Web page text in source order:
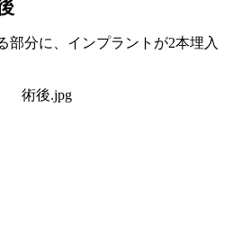
部分に、インプラントが2本埋入